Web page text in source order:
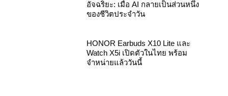
อัจฉริยะ: เมื่อ AI กลายเป็นส่วนหนึ่ง
ของชีวิตประจำวัน
HONOR Earbuds X10 Lite และ
Watch X5i เปิดตัวในไทย พร้อม
จำหน่ายแล้ววันนี้